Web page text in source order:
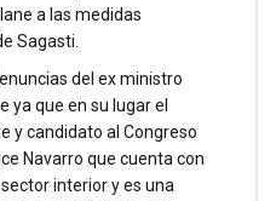
a las medidas
Sagasti.
del ex ministro
ya que en su lugar el
y candidato al Congreso
Navarro que cuenta con
interior y es una